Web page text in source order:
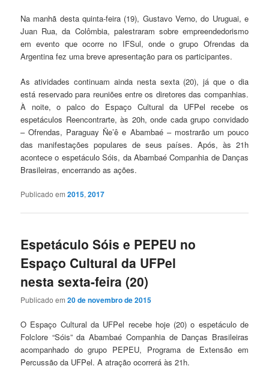
Na manhã desta quinta-feira (19), Gustavo Verno, do Uruguai, e
Juan Rua, da Colômbia, palestraram sobre empreendedorismo
em evento que ocorre no IFSul, onde o grupo Ofrendas da
Argentina fez uma breve apresentação para os participantes.
As atividades continuam ainda nesta sexta (20), já que o dia
está reservado para reuniões entre os diretores das companhias.
À noite, o palco do Espaço Cultural da UFPel recebe os
espetáculos Reencontrarte, às 20h, onde cada grupo convidado
– Ofrendas, Paraguay Ñe’ê e Abambaé – mostrarão um pouco
das manifestações populares de seus países. Após, às 21h
acontece o espetáculo Sóis, da Abambaé Companhia de Danças
Brasileiras, encerrando as ações.
Publicado em 2015,2017
Espetáculo Sóis e PEPEU no
Espaço Cultural da UFPel
nesta sexta-feira (20)
Publicado em20 de novembro de 2015
O Espaço Cultural da UFPel recebe hoje (20) o espetáculo de
Folclore “Sóis” da Abambaé Companhia de Danças Brasileiras
acompanhado do grupo PEPEU, Programa de Extensão em
Percussão da UFPel. A atração ocorrerá às 21h.